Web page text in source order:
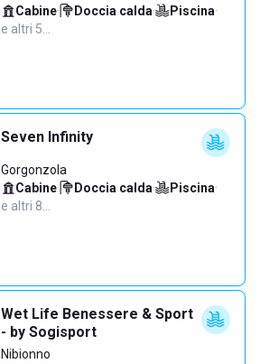
Cabine· Doccia calda· Piscina·
e altri 5…
Seven Infinity
Gorgonzola
Cabine· Doccia calda· Piscina·
e altri 8…
Wet Life Benessere & Sport
- by Sogisport
Nibionno